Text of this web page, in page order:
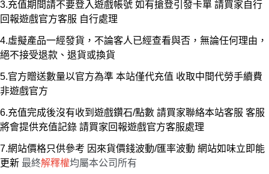
3.充值期間請不要登入遊戲帳號 如有搶登引發卡單 請買家自行
回報遊戲官方客服 自行處理
4.虛擬產品一經發貨，不論客人已經查看與否，無論任何理由，
絕不接受退款、退貨或換貨
5.官方贈送數量以官方為準 本站僅代充值 收取中間代勞手續費
非遊戲官方
6.充值完成後沒有收到遊戲鑽石/點數 請買家聯絡本站客服 客服
將會提供充值記錄 請買家回報遊戲官方客服處理
7.網站價格只供參考 因來貨價錢波動/匯率波動 網站如味立即能
更新 最終解釋權均屬本公司所有